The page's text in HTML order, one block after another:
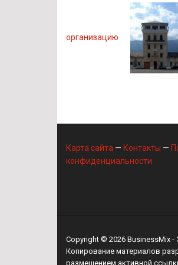
организацию
Карта сайта — Контакты —
конфиденциальности
Copyright © 2026 BusinessMix -
Копирование материалов
размещением активной